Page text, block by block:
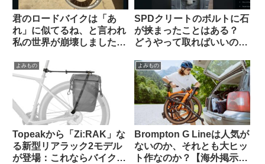
君のロードバイクは「あ
れ」に似てるね、と言われ
私の世界が崩壊しました
SPDクリートのボルトに石
が挟まったことはある？
どうやって取ればいいの？
よみもの
Topeakから「Zi:RAK」な
る新型リアラック2モデル
が登場：これならバイクパ
よみもの
Brompton G Lineは人気が
ないのか、それとも大ヒッ
ト作なのか？【海外掲示板